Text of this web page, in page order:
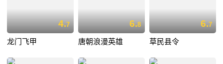
4.7
龙门飞甲
6.8
唐朝浪漫英雄
6.7
草民县令